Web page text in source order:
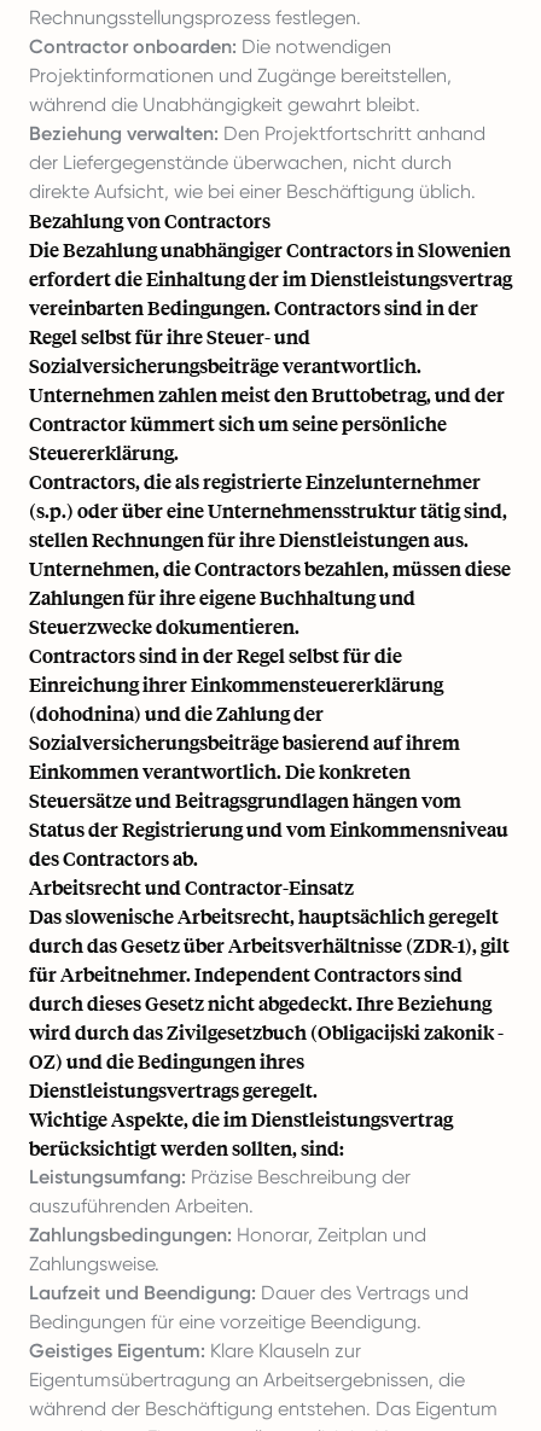
Rechnungsstellungsprozess festlegen.
Contractor onboarden: Die notwendigen
Projektinformationen und Zugänge bereitstellen,
während die Unabhängigkeit gewahrt bleibt.
Beziehung verwalten: Den Projektfortschritt anhand
der Liefergegenstände überwachen, nicht durch
direkte Aufsicht, wie bei einer Beschäftigung üblich.
Bezahlung von Contractors
Die Bezahlung unabhängiger Contractors in Slowenien
erfordert die Einhaltung der im Dienstleistungsvertrag
vereinbarten Bedingungen. Contractors sind in der
Regel selbst für ihre Steuer- und
Sozialversicherungsbeiträge verantwortlich.
Unternehmen zahlen meist den Bruttobetrag, und der
Contractor kümmert sich um seine persönliche
Steuererklärung.
Contractors, die als registrierte Einzelunternehmer
(s.p.) oder über eine Unternehmensstruktur tätig sind,
stellen Rechnungen für ihre Dienstleistungen aus.
Unternehmen, die Contractors bezahlen, müssen diese
Zahlungen für ihre eigene Buchhaltung und
Steuerzwecke dokumentieren.
Contractors sind in der Regel selbst für die
Einreichung ihrer Einkommensteuererklärung
(dohodnina) und die Zahlung der
Sozialversicherungsbeiträge basierend auf ihrem
Einkommen verantwortlich. Die konkreten
Steuersätze und Beitragsgrundlagen hängen vom
Status der Registrierung und vom Einkommensniveau
des Contractors ab.
Arbeitsrecht und Contractor-Einsatz
Das slowenische Arbeitsrecht, hauptsächlich geregelt
durch das Gesetz über Arbeitsverhältnisse (ZDR-1), gilt
für Arbeitnehmer. Independent Contractors sind
durch dieses Gesetz nicht abgedeckt. Ihre Beziehung
wird durch das Zivilgesetzbuch (Obligacijski zakonik -
OZ) und die Bedingungen ihres
Dienstleistungsvertrags geregelt.
Wichtige Aspekte, die im Dienstleistungsvertrag
berücksichtigt werden sollten, sind:
Leistungsumfang: Präzise Beschreibung der
auszuführenden Arbeiten.
Zahlungsbedingungen: Honorar, Zeitplan und
Zahlungsweise.
Laufzeit und Beendigung: Dauer des Vertrags und
Bedingungen für eine vorzeitige Beendigung.
Geistiges Eigentum: Klare Klauseln zur
Eigentumsübertragung an Arbeitsergebnissen, die
während der Beschäftigung entstehen. Das Eigentum